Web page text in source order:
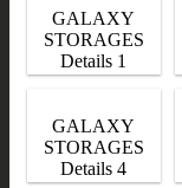
GALAXY
STORAGES
Details 1
GALAXY
STORAGES
Details 4